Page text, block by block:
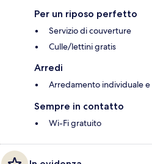
Per un riposo perfetto
Servizio di couverture
Culle/lettini gratis
Arredi
Arredamento individuale e
Sempre in contatto
Wi-Fi gratuito